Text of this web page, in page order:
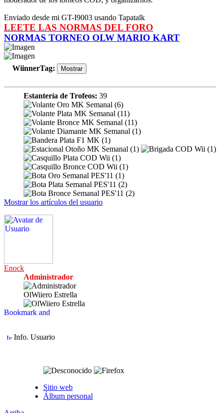
Enviado desde mi GT-I9003 usando Tapatalk
LEETE LAS NORMAS DEL FORO
NORMAS TORNEO OLW MARIO KART
WiinnerTag:
Estantería de Trofeos: 39
Mostrar los artículos del usuario
Enock
Administrador
OlWiiero Estrella
Info. Usuario
Sitio web
Álbum personal